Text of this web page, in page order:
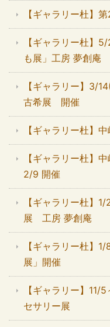
【ギャラリー杜】
【ギャラリー杜】
も展」工房 夢創庵
【ギャラリー】3/
古希展 開催
【ギャラリー杜】
【ギャラリー杜】
2/9 開催
【ギャラリー杜】
展 工房 夢創庵
【ギャラリー杜】
展」開催
【ギャラリー】11/
セサリー展